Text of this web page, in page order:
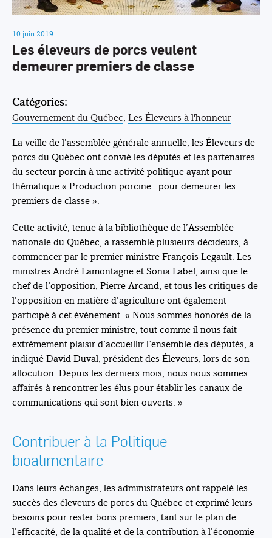
10 juin 2019
Les éleveurs de porcs veulent
demeurer premiers de classe
Catégories:
Gouvernement du Québec, Les Éleveurs à l'honneur
La veille de l’assemblée générale annuelle, les Éleveurs de
porcs du Québec ont convié les députés et les partenaires
du secteur porcin à une activité politique ayant pour
thématique « Production porcine : pour demeurer les
premiers de classe ».
Cette activité, tenue à la bibliothèque de l’Assemblée
nationale du Québec, a rassemblé plusieurs décideurs, à
commencer par le premier ministre François Legault. Les
ministres André Lamontagne et Sonia Label, ainsi que le
chef de l’opposition, Pierre Arcand, et tous les critiques de
l’opposition en matière d’agriculture ont également
participé à cet événement. « Nous sommes honorés de la
présence du premier ministre, tout comme il nous fait
extrêmement plaisir d’accueillir l’ensemble des députés, a
indiqué David Duval, président des Éleveurs, lors de son
allocution. Depuis les derniers mois, nous nous sommes
affairés à rencontrer les élus pour établir les canaux de
communications qui sont bien ouverts. »
Contribuer à la Politique
bioalimentaire
Dans leurs échanges, les administrateurs ont rappelé les
succès des éleveurs de porcs du Québec et exprimé leurs
besoins pour rester bons premiers, tant sur le plan de
l’efficacité, de la qualité et de la contribution à l’économie